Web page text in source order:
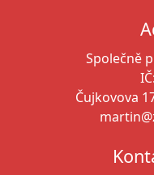
Společně
Čujkovova